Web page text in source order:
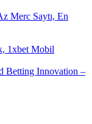
Merc Saytı, En
1xbet Mobil
Betting Innovation –